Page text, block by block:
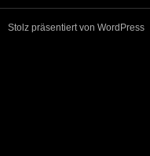
Stolz präsentiert von WordPress